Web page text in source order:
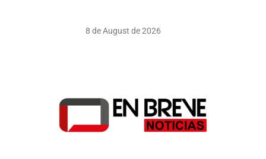
8 de August de 2026